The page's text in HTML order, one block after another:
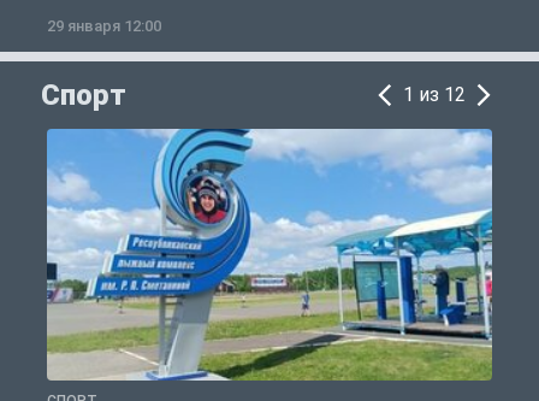
29 января 12:00
Спорт 1 из 12